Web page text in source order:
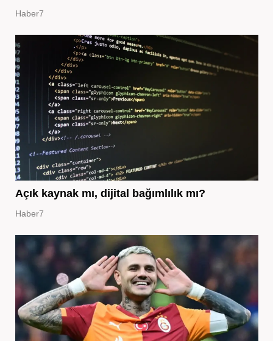
Haber7
Açık kaynak mı, dijital bağımlılık mı?
Haber7